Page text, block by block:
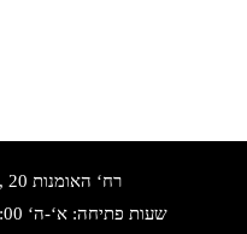
רח‘ האומנות 20 , א.ת חדש נתניה, טלפון:
שעות פתיחה: א‘-ה‘ 10:00-18:00 , שישי: 9:00-14:00